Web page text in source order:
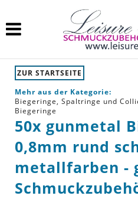
ZUR STARTSEITE
Mehr aus der Kategorie:
Biegeringe, Spaltringe und
Biegeringe
50x gunmetal
0,8mm rund
metallfarben -